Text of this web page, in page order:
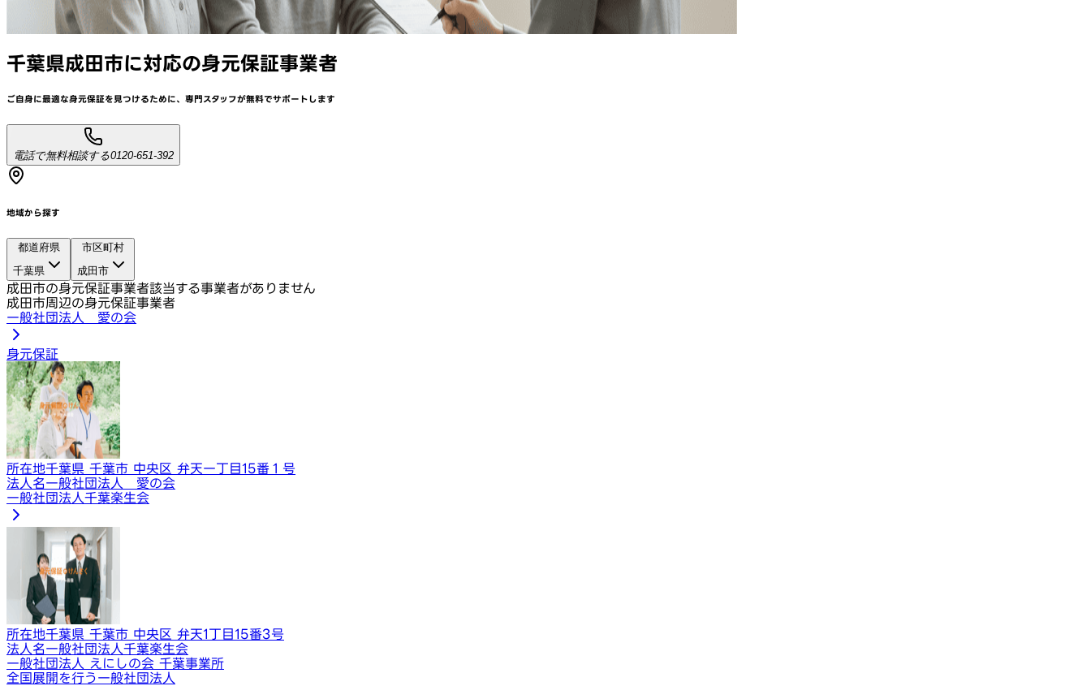
千葉県成田市に対応の身元保証事業者
ご自身に最適な身元保証を見つけるために、 専門スタッフが無料でサポートします
電話で無料相談する0120-651-392
地域から探す
都道府県
千葉県
市区町村
成田市
成田市の身元保証事業者該当する事業者がありません
成田市周辺の身元保証事業者
一般社団法人 愛の会
身元保証
所在地千葉県 千葉市 中央区 弁天一丁目15番１号
法人名一般社団法人 愛の会
一般社団法人千葉楽生会
所在地千葉県 千葉市 中央区 弁天1丁目15番3号
法人名一般社団法人千葉楽生会
一般社団法人 えにしの会 千葉事業所
全国展開を行う一般社団法人